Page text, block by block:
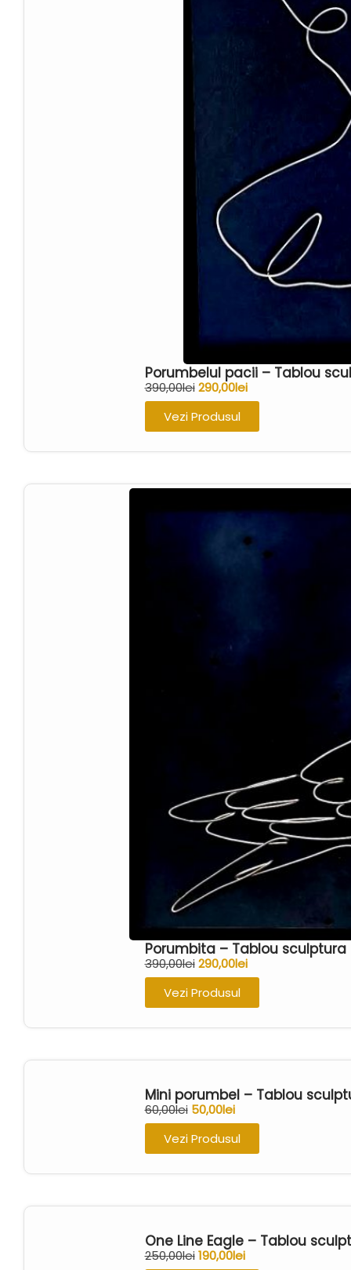
Porumbelul pacii – Tablou
390,00lei 290,00lei
Vezi Produsul
Porumbita – Tablou
390,00lei 290,00lei
Vezi Produsul
Mini porumbel – Tablou
60,00lei 50,00lei
Vezi Produsul
One Line Eagle – Tablou
250,00lei 190,00lei